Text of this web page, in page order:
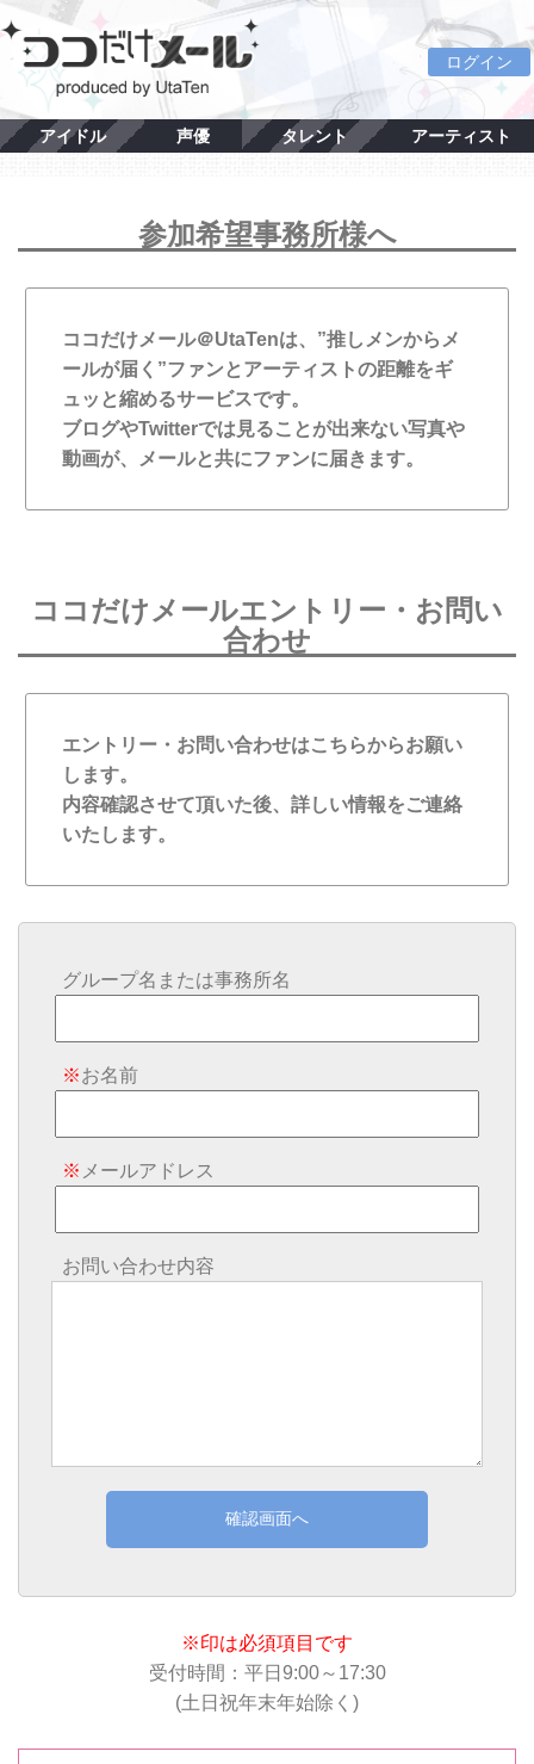
ログイン
アイドル 声優 タレント アーティスト
参加希望事務所様へ
ココだけメール＠UtaTenは、”推しメンからメ
ールが届く”ファンとアーティストの距離をギ
ュッと縮めるサービスです。
ブログやTwitterでは見ることが出来ない写真や
動画が、メールと共にファンに届きます。
ココだけメールエントリー・お問い
合わせ
エントリー・お問い合わせはこちらからお願い
します。
内容確認させて頂いた後、詳しい情報をご連絡
いたします。
グループ名または事務所名
※お名前
※ メールアドレス
お問い合わせ内容
確認画面へ
※印は必須項目です
受付時間：平日9:00～17:30
(土日祝年末年始除く)